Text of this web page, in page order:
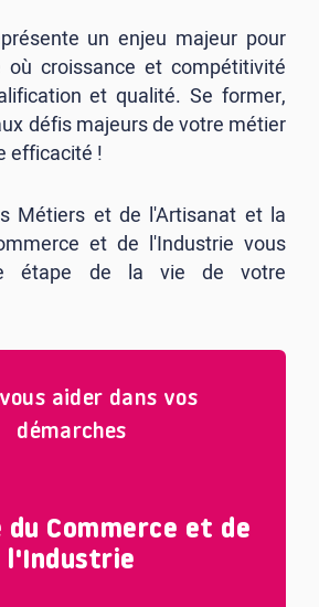
un enjeu majeur pour
où croissance et compétitivité
et qualité. Se former,
défis majeurs de votre métier
efficacité !
Métiers et de l'Artisanat et la
et de l'Industrie vous
étape de la vie de votre
aider dans vos
démarches
du Commerce et de
l'Industrie